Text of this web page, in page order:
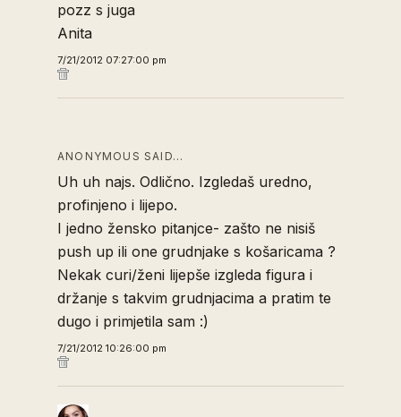
pozz s juga
Anita
7/21/2012 07:27:00 pm
ANONYMOUS SAID…
Uh uh najs. Odlično. Izgledaš uredno,
profinjeno i lijepo.
I jedno žensko pitanjce- zašto ne nisiš
push up ili one grudnjake s košaricama ?
Nekak curi/ženi lijepše izgleda figura i
držanje s takvim grudnjacima a pratim te
dugo i primjetila sam :)
7/21/2012 10:26:00 pm